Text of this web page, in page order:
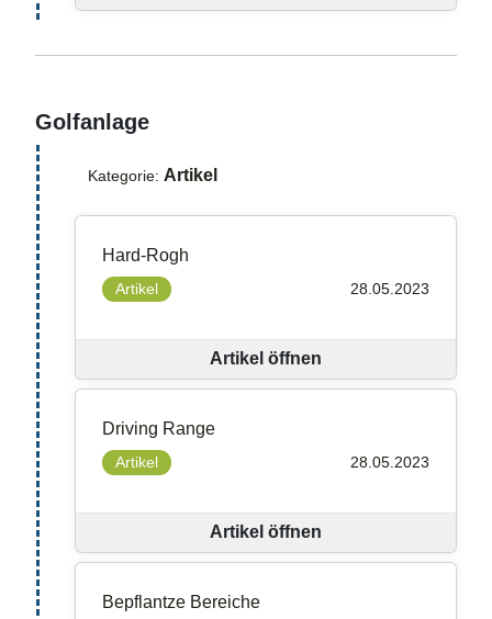
Golfanlage
Kategorie: Artikel
Hard-Rogh
Artikel 28.05.2023
Artikel öffnen
Driving Range
Artikel 28.05.2023
Artikel öffnen
Bepflantze Bereiche